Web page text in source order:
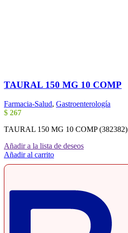
TAURAL 150 MG 10 COMP
Farmacia-Salud, Gastroenterología
$ 267
TAURAL 150 MG 10 COMP (382382)
Añadir a la lista de deseos
Añadir al carrito